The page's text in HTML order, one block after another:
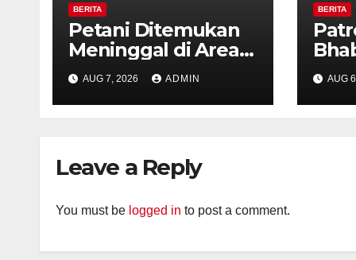
BERITA
Petani Ditemukan
Meninggal di Area
Persawahan
Kalibeji, Polisi
Pastikan Tidak Ada
AUG 7, 2026 ADMIN
BERITA
dan
AUG
Leave a Reply
You must be logged in to post a comment.